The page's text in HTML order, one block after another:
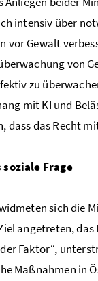
intensiv über
vor Gewalt
von
zu
mit KI und
dass das Recht
soziale Frage
sich die
angetreten, das
Faktor“,
Maßnahmen in